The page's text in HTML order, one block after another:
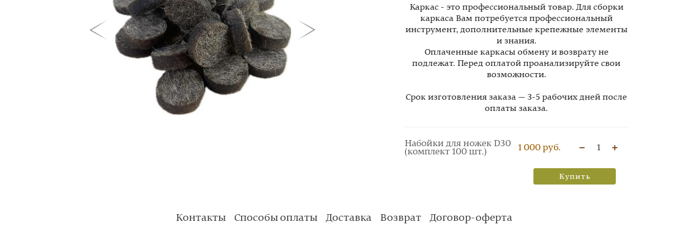
Каркас - это профессиональный товар. Для сборки
каркаса Вам потребуется профессиональный
инструмент, дополнительные крепежные элементы
и знания.
Оплаченные каркасы обмену и возврату не
подлежат. Перед оплатой проанализируйте свои
возможности.
Срок изготовления заказа — 3-5 рабочих дней после
оплаты заказа.
Набойки для ножек D30
(комплект 100 шт.)
1 000 руб. 1
Купить
Контакты Способы оплаты Доставка Возврат Договор-оферта